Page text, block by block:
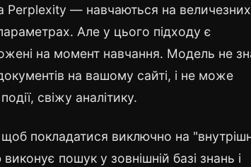
Perplexity — навчаються на величезних
Але у цього підходу є
на момент навчання. Модель не
на вашому сайті, і не може
свіжу аналітику.
покладатися виключно на
пошук у зовнішній базі знань і